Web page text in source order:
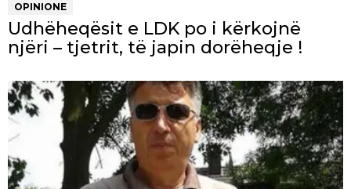
OPINIONE
Udhëheqësit e LDK po i kërkojnë
njëri – tjetrit, të japin dorëheqje !